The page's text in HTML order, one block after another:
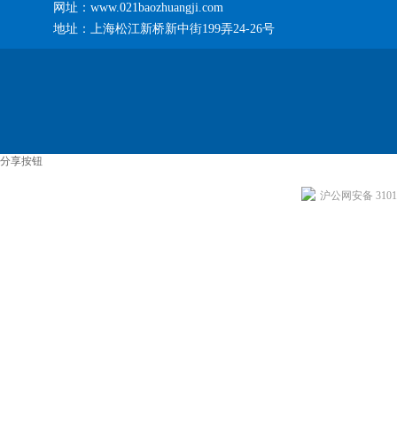
网址：www.021baozhuangji.com
地址：上海松江新桥新中街199弄24-26号
分享按钮
沪公网安备